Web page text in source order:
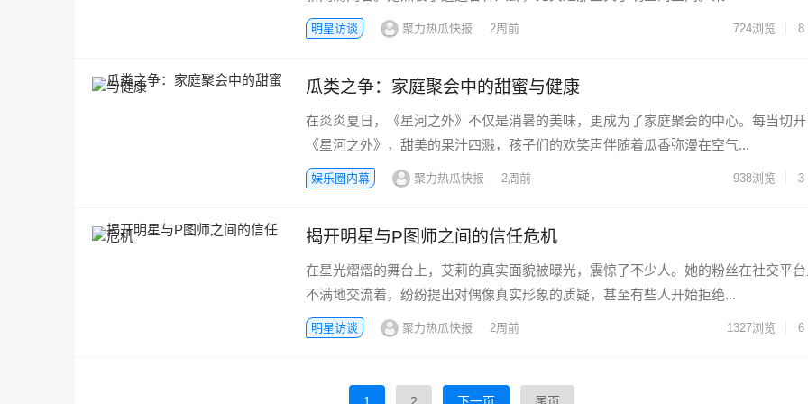
明星访谈 聚力热瓜快报 2周前 724浏览 8
瓜类之争：家庭聚会中的甜蜜与健康
在炎炎夏日，《星河之外》不仅是消暑的美味，更成为了家庭聚会的中心。每当切开
《星河之外》，甜美的果汁四溅，孩子们的欢笑声伴随着瓜香弥漫在空气...
娱乐圈内幕 聚力热瓜快报 2周前 938浏览 3
揭开明星与P图师之间的信任危机
在星光熠熠的舞台上，艾莉的真实面貌被曝光，震惊了不少人。她的粉丝在社交平台
不满地交流着，纷纷提出对偶像真实形象的质疑，甚至有些人开始拒绝...
明星访谈 聚力热瓜快报 2周前 1327浏览 6